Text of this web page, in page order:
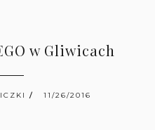
w Gliwicach
11/26/2016